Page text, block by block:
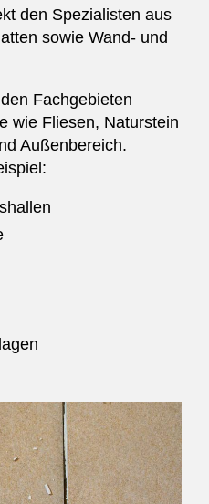
den Spezialisten aus
sowie Wand- und
Fachgebieten
wie Fliesen, Naturstein
Außenbereich.